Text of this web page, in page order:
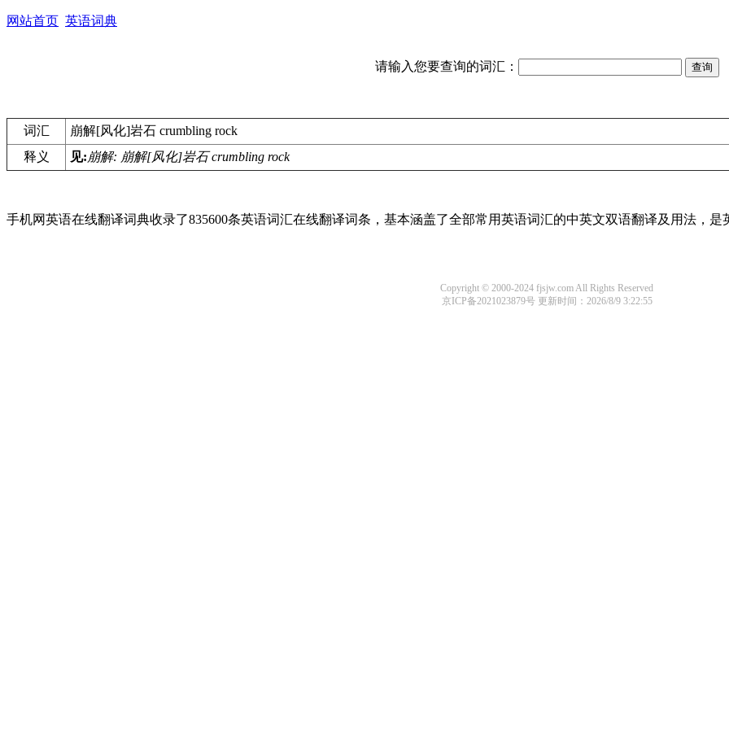
网站首页 英语词典
请输入您要查询的词汇：
词汇
崩解[风化]岩石 crumbling rock
释义
见:崩解: 崩解[风化]岩石 crumbling rock
手机网英语在线翻译词典收录了835600条英语词汇在线翻译词条，基本涵盖了全部常用英语词汇的中英文双语翻译及用法，是
Copyright © 2000-2024 fjsjw.com All Rights Reserved
京ICP备2021023879号更新时间：2026/8/9 3:22:55